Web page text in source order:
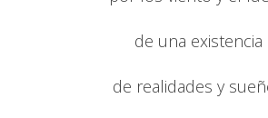
de una existencia
de realidades y